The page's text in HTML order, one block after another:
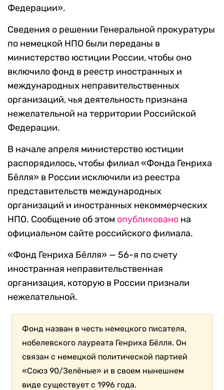
Федерации».
Сведения о решении Генеральной прокуратуры
по немецкой НПО были переданы в
министерство юстиции России, чтобы оно
включило фонд в реестр иностранных и
международных неправительственных
организаций, чья деятельность признана
нежелательной на территории Российской
Федерации.
В начале апреля министерство юстиции
распорядилось, чтобы филиал «Фонда Генриха
Бёлля» в России исключили из реестра
представительств международных
организаций и иностранных некоммерческих
НПО. Сообщение об этом опубликовано на
официальном сайте российского филиала.
«Фонд Генриха Бёлля» — 56-я по счету
иностранная неправительственная
организация, которую в России признали
нежелательной.
Фонд назван в честь немецкого писателя,
нобелевского лауреата Генриха Бёлля. Он
связан с немецкой политической партией
«Союз 90/Зелёные» и в своем нынешнем
виде существует с 1996 года.